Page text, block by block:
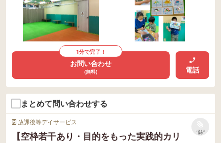
1分で完了！
お問い合わせ
(無料) 電話
まとめて問い合わせする
放課後等デイサービス
【空枠若干あり・目的をもった実践的カリ
リストに
保存